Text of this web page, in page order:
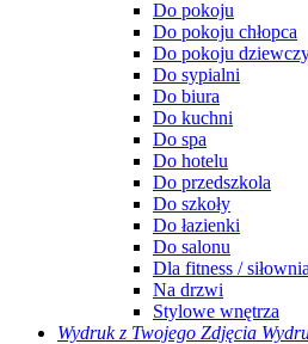
Do pokoju
Do pokoju chłopca
Do pokoju
Do sypialni
Do biura
Do kuchni
Do spa
Do hotelu
Do przedszkola
Do szkoły
Do łazienki
Do salonu
Dla fitness / siłownia
Na drzwi
Stylowe wnętrza
Wydruk z Twojego Zdjęcia